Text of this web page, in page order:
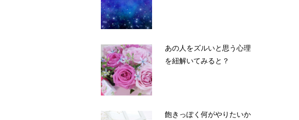
あの人をズルいと思う心理
を紐解いてみると？
飽きっぽく何がやりたいか